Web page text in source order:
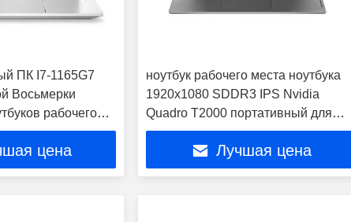
ПК I7-1165G7
Восьмерки
рабочего
цена
ноутбук рабочего места ноутбука
1920x1080 SDDR3 IPS Nvidia
Quadro T2000 портативный для
студента дела
Лучшая цена